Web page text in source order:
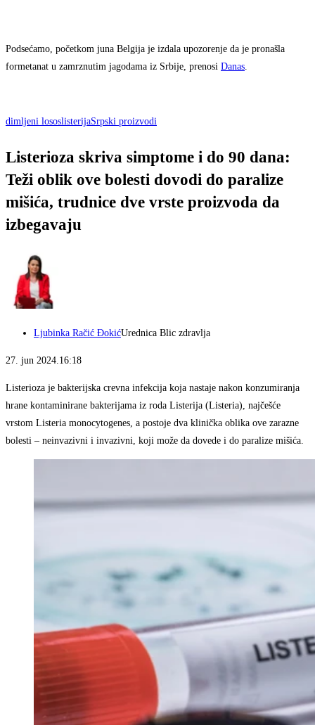
Podsećamo, početkom juna Belgija je izdala upozorenje da je pronašla
formetanat u zamrznutim jagodama iz Srbije, prenosi Danas
dimljeni lososlisterijaSrpski proizvodi
Listerioza skriva simptome i do 90 dana:
Teži oblik ove bolesti dovodi do paralize
mišića, trudnice dve vrste proizvoda da
izbegavaju
Ljubinka Račić ĐokićUrednica Blic zdravlja
27. jun 2024.16:18
Listerioza je bakterijska crevna infekcija koja nastaje nakon konzumiranja
hrane kontaminirane bakterijama iz roda Listerija (Listeria), najčešće
vrstom Listeria monocytogenes, a postoje dva klinička oblika ove zarazne
bolesti – neinvazivni i invazivni, koji može da dovede i do paralize mišića.